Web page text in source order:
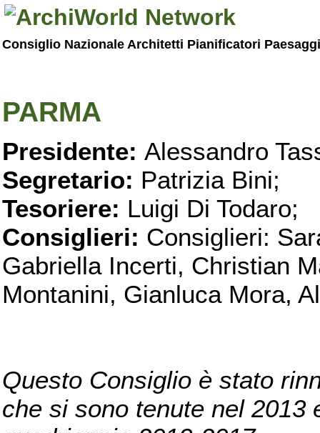
Consiglio Nazionale Architetti Pianificatori
PARMA
Presidente: Alessandro
Segretario: Patrizia Bini;
Tesoriere: Luigi Di Todaro;
Consiglieri: Consiglieri:
Gabriella Incerti, Christian
Montanini, Gianluca Mora,
Questo Consiglio è stato
che si sono tenute nel 2013